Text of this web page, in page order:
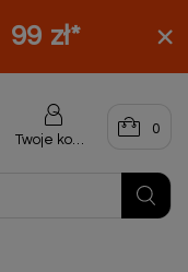
99 zł*
Twoje konto
0